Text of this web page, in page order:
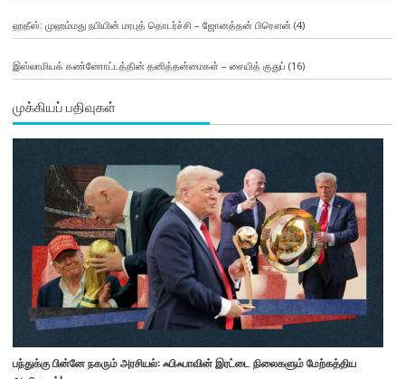
ஹதீஸ்: முஹம்மது நபியின் மரபுத் தொடர்ச்சி – ஜோனத்தன் பிரௌன் (4)
இஸ்லாமியக் கண்ணோட்டத்தின் தனித்தன்மைகள் – சையித் குதுப் (16)
முக்கியப் பதிவுகள்
பந்துக்கு பின்னே நகரும் அரசியல்: ஃபிஃபாவின் இரட்டை நிலைகளும் மேற்கத்திய